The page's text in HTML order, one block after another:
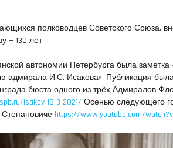
полководцев Советского Союза,
— 130 лет.
автономии Петербурга была заметка
адмирала И.С. Исакова». Публикация
бюста одного из трёх Адмиралов
isakov-18-3-2021/ Осенью следующего
https://www.youtube.com/